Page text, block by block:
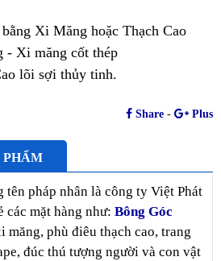
Xi Măng hoặc Thạch Cao
- Xi măng cốt thép
lõi sợi thủy tinh.
Share - Plus
PHẨM
tên pháp nhân là công ty Việt Phát
các mặt hàng như: Bông Góc
măng, phù điêu thạch cao, trang
đúc thú tượng người và con vật